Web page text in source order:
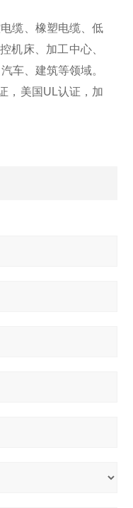
缆、橡塑电缆、低
机床、加工中心、
车、建筑等领域。
，美国UL认证，加